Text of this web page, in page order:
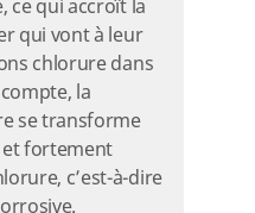
ce qui accroît la
qui vont à leur
chlorure dans
la
se transforme
et fortement
c’est-à-dire